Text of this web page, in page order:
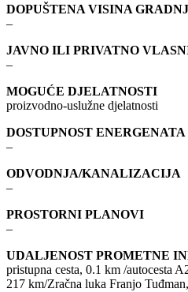
DOPUŠTENA VISINA
–
JAVNO ILI PRIVATNO
–
MOGUĆE DJELATNOSTI
proizvodno-uslužne djelatnosti
DOSTUPNOST ENERGENATA
–
ODVODNJA/KANALIZACIJA
–
PROSTORNI PLANOVI
–
UDALJENOST PROMETNE
pristupna cesta, 0.1 km /autocesta
217 km/Zračna luka Franjo